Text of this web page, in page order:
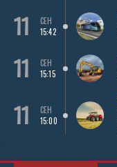
11
СЕН
15:42
11
СЕН
15:15
11
СЕН
15:00